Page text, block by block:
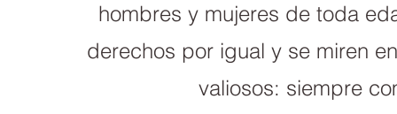
hombres y mujeres de toda
derechos por igual y se miren
valiosos: siempre